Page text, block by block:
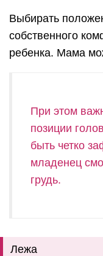
Выбирать
собственного
ребенка. Мама
При этом
позиции
быть четко
младенец
грудь.
Лежа